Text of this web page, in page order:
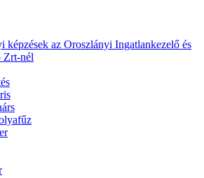
képzések az Oroszlányi Ingatlankezelő és
Zrt-nél